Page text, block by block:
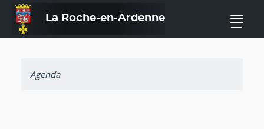
La Roche-en-Ardenne —
Agenda